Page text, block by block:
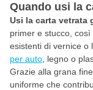
Quando usi la
Usi la carta vetrata
primer e stucco,
esistenti di vernice o
per auto , legno o
Grazie alla grana
uniforme che